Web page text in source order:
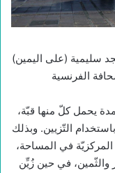
سليمية (على اليمين)
الفرنسية
يحمل كلّ منها قبّة،
التّزيين. وبذلك
في المساحة،
والثّمين، في حين زُيِّن